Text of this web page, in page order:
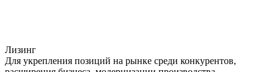
Лизинг
Для укрепления позиций на рынке среди конкурентов,